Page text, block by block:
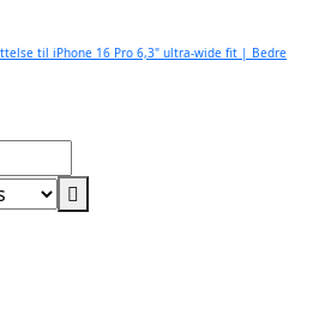
til iPhone 16 Pro 6,3" ultra-wide fit | Bedre